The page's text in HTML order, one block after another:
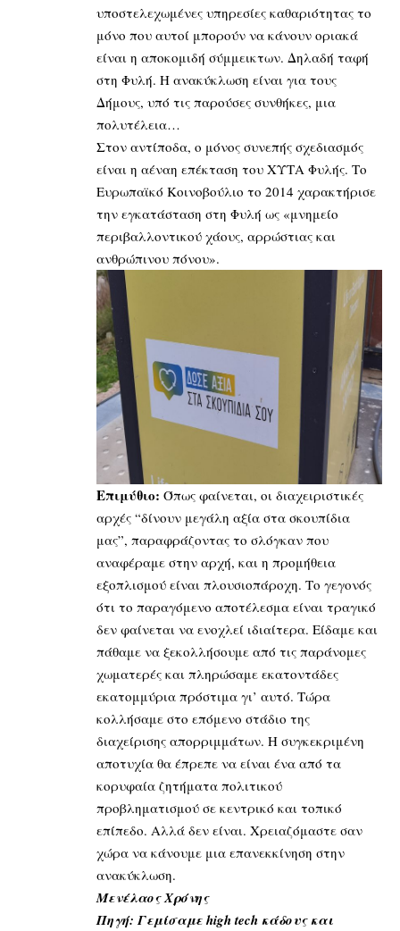
υποστελεχωμένες υπηρεσίες καθαριότητας το
μόνο που αυτοί μπορούν να κάνουν οριακά
είναι η αποκομιδή σύμμεικτων. Δηλαδή ταφή
στη Φυλή. Η ανακύκλωση είναι για τους
Δήμους, υπό τις παρούσες συνθήκες, μια
πολυτέλεια…
Στον αντίποδα, ο μόνος συνεπής σχεδιασμός
είναι η αέναη επέκταση του ΧΥΤΑ Φυλής. Το
Ευρωπαϊκό Κοινοβούλιο το 2014 χαρακτήρισε
την εγκατάσταση στη Φυλή ως «μνημείο
περιβαλλοντικού χάους, αρρώστιας και
ανθρώπινου πόνου».
Επιμύθιο: Όπως φαίνεται, οι διαχειριστικές
αρχές “δίνουν μεγάλη αξία στα σκουπίδια
μας”, παραφράζοντας το σλόγκαν που
αναφέραμε στην αρχή, και η προμήθεια
εξοπλισμού είναι πλουσιοπάροχη. Το γεγονός
ότι το παραγόμενο αποτέλεσμα είναι τραγικό
δεν φαίνεται να ενοχλεί ιδιαίτερα. Είδαμε και
πάθαμε να ξεκολλήσουμε από τις παράνομες
χωματερές και πληρώσαμε εκατοντάδες
εκατομμύρια πρόστιμα γι’ αυτό. Τώρα
κολλήσαμε στο επόμενο στάδιο της
διαχείρισης απορριμμάτων. Η συγκεκριμένη
αποτυχία θα έπρεπε να είναι ένα από τα
κορυφαία ζητήματα πολιτικού
προβληματισμού σε κεντρικό και τοπικό
επίπεδο. Αλλά δεν είναι. Χρειαζόμαστε σαν
χώρα να κάνουμε μια επανεκκίνηση στην
ανακύκλωση.
Μενέλαος Χρόνης
Πηγή: Γεμίσαμε high tech κάδους και